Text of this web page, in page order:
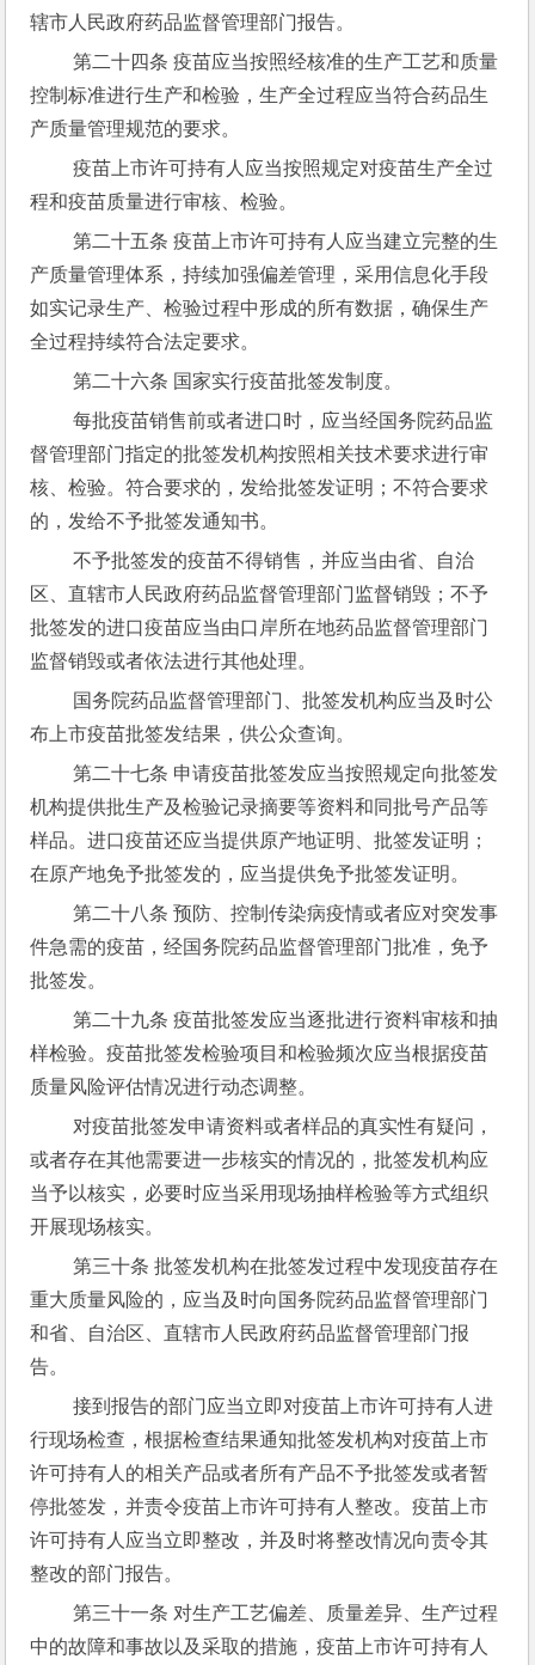
辖市人民政府药品监督管理部门报告。
第二十四条 疫苗应当按照经核准的生产工艺和质量
控制标准进行生产和检验，生产全过程应当符合药品生
产质量管理规范的要求。
疫苗上市许可持有人应当按照规定对疫苗生产全过
程和疫苗质量进行审核、检验。
第二十五条 疫苗上市许可持有人应当建立完整的生
产质量管理体系，持续加强偏差管理，采用信息化手段
如实记录生产、检验过程中形成的所有数据，确保生产
全过程持续符合法定要求。
第二十六条 国家实行疫苗批签发制度。
每批疫苗销售前或者进口时，应当经国务院药品监
督管理部门指定的批签发机构按照相关技术要求进行审
核、检验。符合要求的，发给批签发证明；不符合要求
的，发给不予批签发通知书。
不予批签发的疫苗不得销售，并应当由省、自治
区、直辖市人民政府药品监督管理部门监督销毁；不予
批签发的进口疫苗应当由口岸所在地药品监督管理部门
监督销毁或者依法进行其他处理。
布上市疫苗批签发结果，供公众查询。
第二十七条 申请疫苗批签发应当按照规定向批签发
机构提供批生产及检验记录摘要等资料和同批号产品等
样品。进口疫苗还应当提供原产地证明、批签发证明；
在原产地免予批签发的，应当提供免予批签发证明。
第二十八条 预防、控制传染病疫情或者应对突发事
件急需的疫苗，经国务院药品监督管理部门批准，免予
批签发。
第二十九条 疫苗批签发应当逐批进行资料审核和抽
样检验。疫苗批签发检验项目和检验频次应当根据疫苗
质量风险评估情况进行动态调整。
或者存在其他需要进一步核实的情况的，批签发机构应
当予以核实，必要时应当采用现场抽样检验等方式组织
开展现场核实。
第三十条 批签发机构在批签发过程中发现疫苗存在
重大质量风险的，应当及时向国务院药品监督管理部门
和省、自治区、直辖市人民政府药品监督管理部门报
告。
接到报告的部门应当立即对疫苗上市许可持有人进
行现场检查，根据检查结果通知批签发机构对疫苗上市
许可持有人的相关产品或者所有产品不予批签发或者暂
停批签发，并责令疫苗上市许可持有人整改。疫苗上市
许可持有人应当立即整改，并及时将整改情况向责令其
整改的部门报告。
第三十一条 对生产工艺偏差、质量差异、生产过程
中的故障和事故以及采取的措施，疫苗上市许可持有人